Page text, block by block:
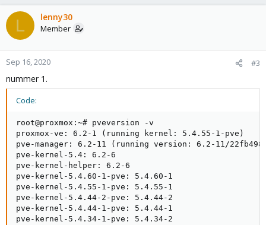
L lenny30
Member
Sep 16, 2020 #3
nummer 1.
Code:
root@proxmox:~# pveversion -v
proxmox-ve: 6.2-1 (running kernel: 5.4.55-1-pve)
pve-manager: 6.2-11 (running version: 6.2-11/
pve-kernel-5.4: 6.2-6
pve-kernel-helper: 6.2-6
pve-kernel-5.4.60-1-pve: 5.4.60-1
pve-kernel-5.4.55-1-pve: 5.4.55-1
pve-kernel-5.4.44-2-pve: 5.4.44-2
pve-kernel-5.4.44-1-pve: 5.4.44-1
pve-kernel-5.4.34-1-pve: 5.4.34-2